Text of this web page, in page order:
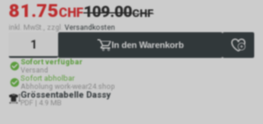
81.75CHF109.00CHF
inkl. MwSt., zzgl. Versandkosten
In den Warenkorb
Sofort verfügbar
Versand
Sofort abholbar
Abholung work-wear24.shop
Grössentabelle Dassy
PDF | 4.9 MB